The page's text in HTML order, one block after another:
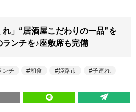
れ」“居酒屋こだわりの一品”を
ンチを♪座敷席も完備
ンチ 和食 姫路市 子連れ